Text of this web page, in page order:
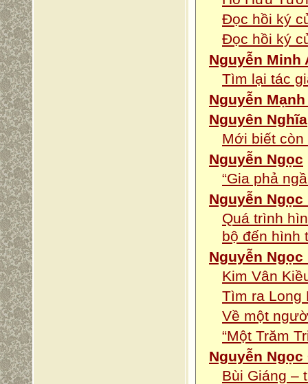
Đọc hồi ký
Đọc hồi ký
Nguyễn Minh
Tìm lại tác
Nguyễn Mạnh
Nguyên Nghĩa
Mới biết
Nguyễn Ngọc
“Gia phả
Nguyễn Ngọc
Quá trình
bộ đến hình
Nguyễn Ngọc
Kim Vân
Tìm ra Long
Về một
“Một Trăm
Nguyễn Ngọc
Bùi Giáng –